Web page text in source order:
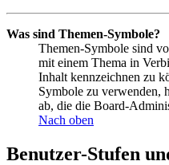
Was sind Themen-Symbole?
Themen-Symbole sind
mit einem Thema in
Inhalt kennzeichnen zu
Symbole zu verwenden,
ab, die die Board-
Nach oben
Benutzer-Stufen